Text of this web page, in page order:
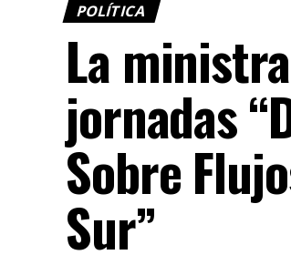
POLÍTICA
La
jornadas
Sobre
Sur”